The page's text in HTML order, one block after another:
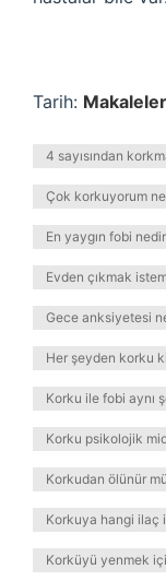
Tarih: Makaleler
4 sayısından
Çok korkuyorum ne
En yaygın fobi nedir
Evden çıkmak
Gece anksiyetesi
Her şeyden korku
Korku ile fobi aynı
Korku psikolojik
Korkudan ölünür mü
Korkuya hangi ilaç
Korküyü yenmek